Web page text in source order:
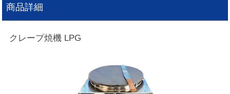
商品詳細
クレープ焼機 LPG